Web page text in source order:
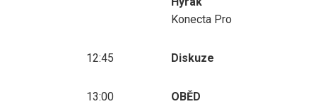
Konecta Pro
12:45 Diskuze
13:00 OBĚD